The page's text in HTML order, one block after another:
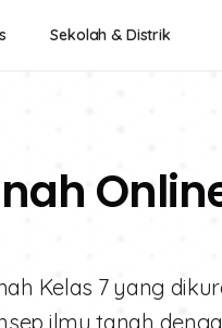
Sekolah & Distrik
Kelas 7 yang
ilmu tanah